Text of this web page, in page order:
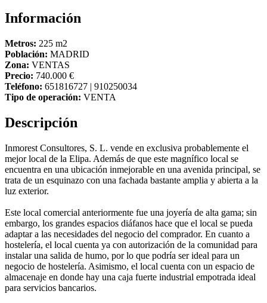
Información
Metros: 225 m2
Población: MADRID
Zona: VENTAS
Precio: 740.000 €
Teléfono: 651816727 | 910250034
Tipo de operación: VENTA
Descripción
Inmorest Consultores, S. L. vende en exclusiva probablemente el
mejor local de la Elipa. Además de que este magnífico local se
encuentra en una ubicación inmejorable en una avenida principal, se
trata de un esquinazo con una fachada bastante amplia y abierta a la
luz exterior.
Este local comercial anteriormente fue una joyería de alta gama; sin
embargo, los grandes espacios diáfanos hace que el local se pueda
adaptar a las necesidades del negocio del comprador. En cuanto a
hostelería, el local cuenta ya con autorización de la comunidad para
instalar una salida de humo, por lo que podría ser ideal para un
negocio de hostelería. Asimismo, el local cuenta con un espacio de
almacenaje en donde hay una caja fuerte industrial empotrada ideal
para servicios bancarios.